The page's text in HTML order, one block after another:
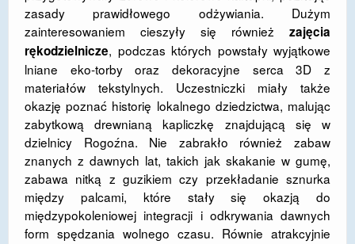
zasady prawidłowego odżywiania. Dużym
zainteresowaniem cieszyły się również zajęcia
rękodzielnicze, podczas których powstały wyjątkowe
lniane eko-torby oraz dekoracyjne serca 3D z
materiałów tekstylnych. Uczestniczki miały także
okazję poznać historię lokalnego dziedzictwa, malując
zabytkową drewnianą kapliczkę znajdującą się w
dzielnicy Rogoźna. Nie zabrakło również zabaw
znanych z dawnych lat, takich jak skakanie w gumę,
zabawa nitką z guzikiem czy przekładanie sznurka
między palcami, które stały się okazją do
międzypokoleniowej integracji i odkrywania dawnych
form spędzania wolnego czasu. Równie atrakcyjnie